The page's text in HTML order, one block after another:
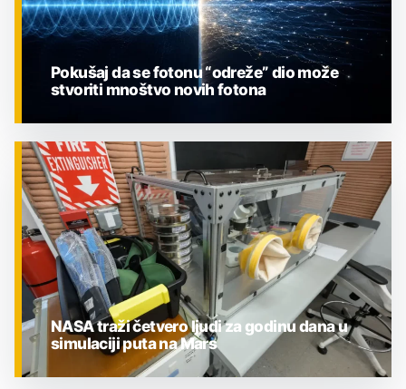
ZNANOST
Pokušaj da se fotonu “odreže” dio može
stvoriti mnoštvo novih fotona
NASA traži četvero ljudi za godinu dana u
simulaciji puta na Mars